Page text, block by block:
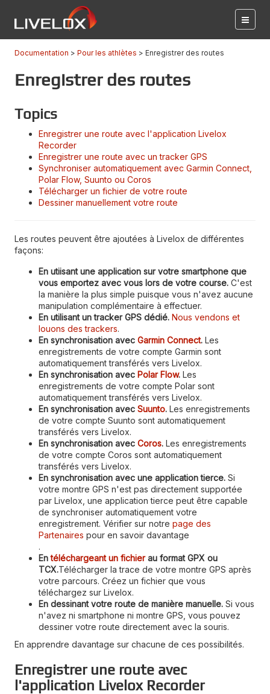
Documentation Pour les athlètes Enregistrer des routes
Enregistrer des routes
Topics
Enregistrer une route avec l'application Livelox
Recorder
Enregistrer une route avec un tracker GPS
Synchroniser automatiquement avec Garmin Connect,
Polar Flow, Suunto ou Coros
Télécharger un fichier de votre route
Dessiner manuellement votre route
Les routes peuvent être ajoutées à Livelox de différentes
façons:
En utiisant une application sur votre smartphone que
vous emportez avec vous lors de votre course. C'est
la manière la plus simple puisque vous n'avez aucune
manipulation complémentaire à effectuer.
En utilisant un tracker GPS dédié. Nous vendons et
louons des trackers.
En synchronisation avec Garmin Connect. Les
enregistrements de votre compte Garmin sont
automatiquement transférés vers Livelox.
En synchronisation avec Polar Flow. Les
enregistrements de votre compte Polar sont
automatiquement transférés vers Livelox.
En synchronisation avec Suunto. Les enregistrements
de votre compte Suunto sont automatiquement
transférés vers Livelox.
En synchronisation avec Coros. Les enregistrements
de votre compte Coros sont automatiquement
transférés vers Livelox.
En synchronisation avec une application tierce. Si
votre montre GPS n'est pas directement supportée
par Livelox, une application tierce peut être capable
de synchroniser automatiquement votre
enregistrement. Vérifier sur notre page des
Partenaires pour en savoir davantage
.
Entéléchargeant un fichierau format GPX ou
TCX.Télécharger la trace de votre montre GPS après
votre parcours. Créez un fichier que vous
téléchargez sur Livelox.
En dessinant votre route de manière manuelle. Si vous
n'avez ni smartphone ni montre GPS, vous pouvez
dessiner votre route directement avec la souris.
En apprendre davantage sur chacune de ces possibilités.
Enregistrer une route avec
l'application Livelox Recorder